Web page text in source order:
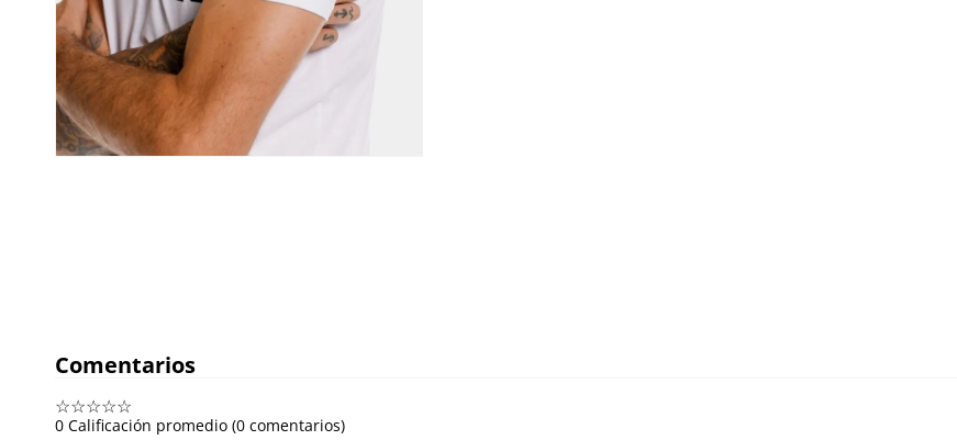
Comentarios
☆☆☆☆☆
0 Calificación promedio (0 comentarios)